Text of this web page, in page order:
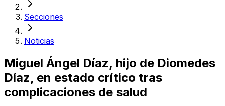
Secciones
Noticias
Miguel Ángel Díaz, hijo de Diomedes
Díaz, en estado crítico tras
complicaciones de salud